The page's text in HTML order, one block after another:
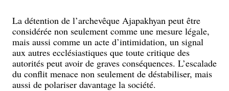
La détention de l’archevêque Ajapakhyan peut être
considérée non seulement comme une mesure légale,
mais aussi comme un acte d’intimidation, un signal
aux autres ecclésiastiques que toute critique des
autorités peut avoir de graves conséquences. L’escalade
du conflit menace non seulement de déstabiliser, mais
aussi de polariser davantage la société.